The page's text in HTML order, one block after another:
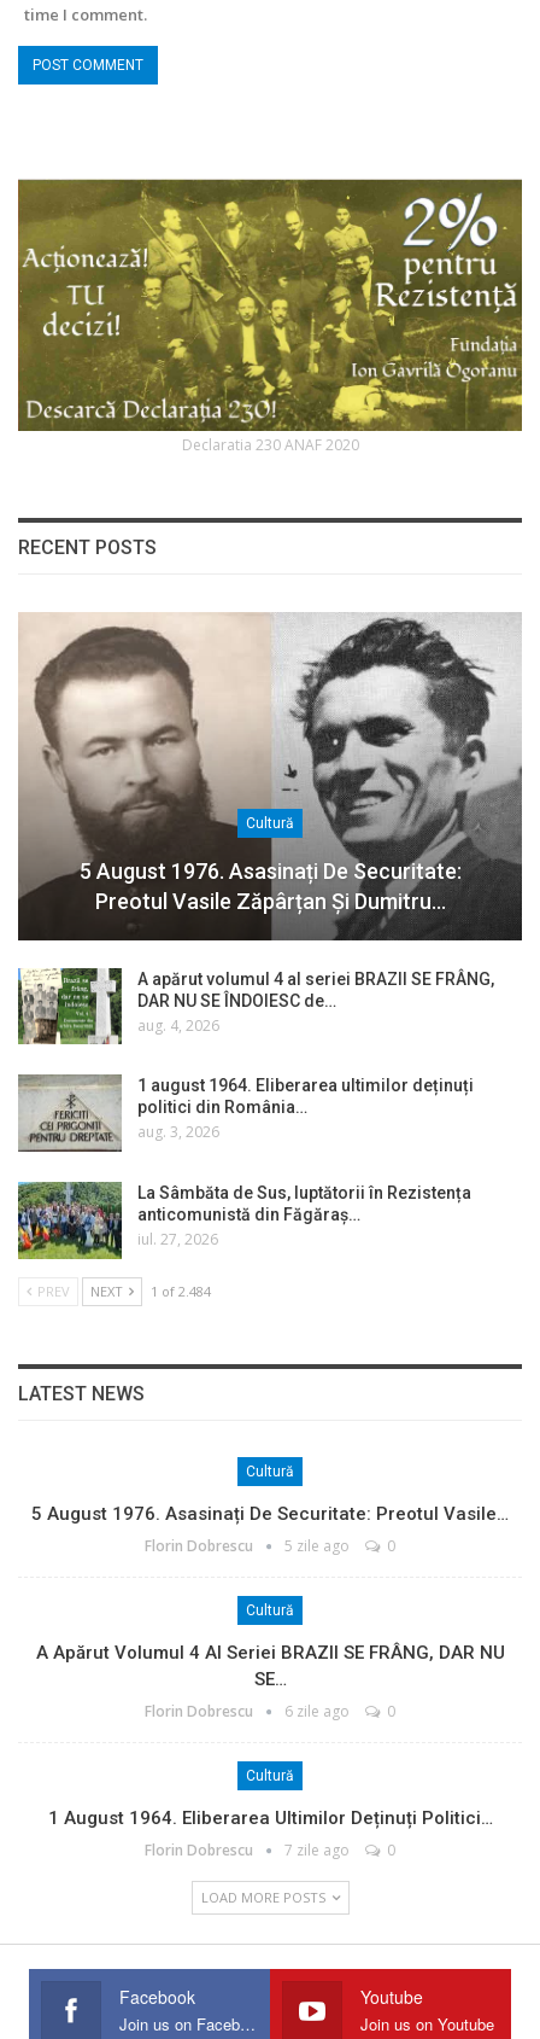
time I comment.
Declaratia 230 ANAF 2020
RECENT POSTS
Cultură
5 August 1976. Asasinați De Securitate:
Preotul Vasile Zăpârțan Și Dumitru…
A apărut volumul 4 al seriei BRAZII SE FRÂNG,
DAR NU SE ÎNDOIESC de…
aug. 4, 2026
1 august 1964. Eliberarea ultimilor deținuți
politici din România…
aug. 3, 2026
La Sâmbăta de Sus, luptătorii în Rezistența
anticomunistă din Făgăraș…
iul. 27, 2026
PREV NEXT 1 of 2.484
LATEST NEWS
Cultură
5 August 1976. Asasinați De Securitate: Preotul Vasile…
Florin Dobrescu 5 zile ago 0
Cultură
A Apărut Volumul 4 Al Seriei BRAZII SE FRÂNG, DAR NU
SE…
Florin Dobrescu 6 zile ago 0
Cultură
1 August 1964. Eliberarea Ultimilor Deținuți Politici…
Florin Dobrescu 7 zile ago 0
LOAD MORE POSTS
Facebook
Join us on Facebook
Youtube
Join us on Youtube